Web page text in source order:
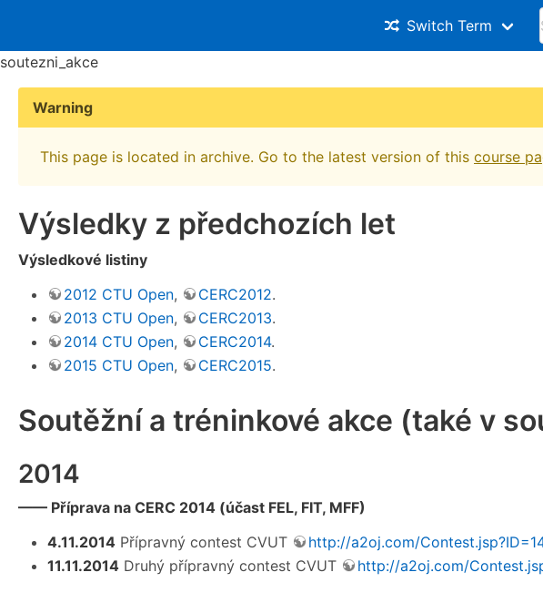
Switch Term
soutezni_akce
Warning
This page is located in archive. Go to the latest version of this course
Výsledky z předchozích let
Výsledkové listiny
2012 CTU Open, CERC2012.
2013 CTU Open, CERC2013.
2014 CTU Open, CERC2014.
2015 CTU Open, CERC2015.
Soutěžní a tréninkové akce (také v
2014
—— Příprava na CERC 2014 (účast FEL, FIT, MFF)
4.11.2014 Přípravný contest CVUT
http://a2oj.com/
11.11.2014 Druhý přípravný contest CVUT http://a2oj.com/